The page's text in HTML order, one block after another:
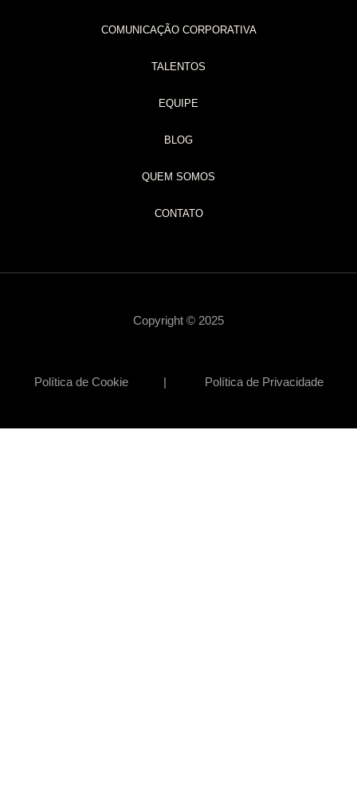
COMUNICAÇÃO CORPORATIVA
TALENTOS
EQUIPE
BLOG
QUEM SOMOS
CONTATO
Copyright © 2025
Política de Cookie | Política de Privacidade